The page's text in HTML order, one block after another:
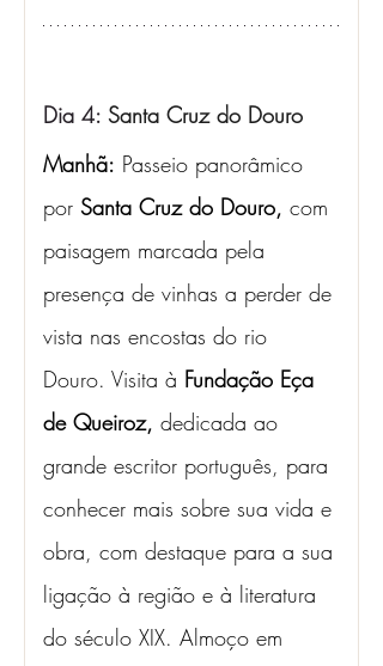
Dia 4: Santa Cruz do Douro
Manhã: Passeio panorâmico
por Santa Cruz do Douro, com
paisagem marcada pela
presença de vinhas a perder de
vista nas encostas do rio
Douro. Visita à Fundação Eça
de Queiroz, dedicada ao
grande escritor português, para
conhecer mais sobre sua vida e
obra, com destaque para a sua
ligação à região e à literatura
do século XIX. Almoço em